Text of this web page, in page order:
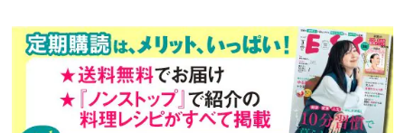
次回予告
年間定期購読
バックナンバー